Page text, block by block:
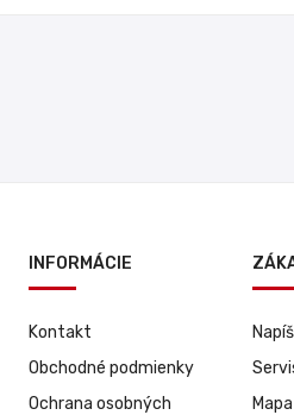
INFORMÁCIE
Kontakt
Obchodné podmienky
Ochrana osobných